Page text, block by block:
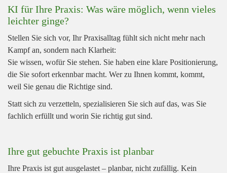
KI für Ihre Praxis: Was wäre möglich, wenn vieles
leichter ginge?
Stellen Sie sich vor, Ihr Praxisalltag fühlt sich nicht mehr nach
Kampf an, sondern nach Klarheit:
Sie wissen, wofür Sie stehen. Sie haben eine klare Positionierung,
die Sie sofort erkennbar macht. Wer zu Ihnen kommt, kommt,
weil Sie genau die Richtige sind.
Statt sich zu verzetteln, spezialisieren Sie sich auf das, was Sie
fachlich erfüllt und worin Sie richtig gut sind.
Ihre gut gebuchte Praxis ist planbar
Ihre Praxis ist gut ausgelastet – planbar, nicht zufällig. Kein